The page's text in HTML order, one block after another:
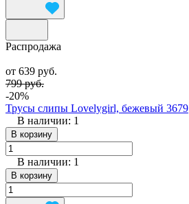
Распродажа
от 639 руб.
799 руб.
-20%
Трусы слипы Lovelygirl, бежевый 3679
В наличии: 1
В корзину
В наличии: 1
В корзину